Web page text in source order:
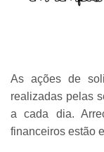
As ações de
realizadas pelas
a cada dia.
financeiros estão